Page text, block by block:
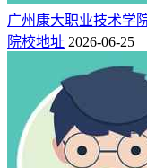
广州康大职业技术学
院校地址 2026-06-25